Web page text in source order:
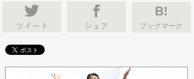
B!
ブックマーク